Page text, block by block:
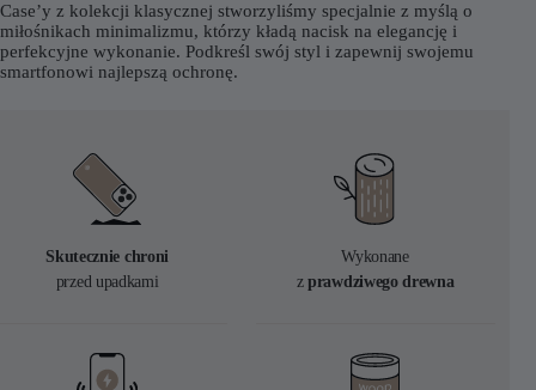
Case’y z kolekcji klasycznej stworzyliśmy specjalnie z myślą o
miłośnikach minimalizmu, którzy kładą nacisk na elegancję i
perfekcyjne wykonanie. Podkreśl swój styl i zapewnij swojemu
smartfonowi najlepszą ochronę.
Skutecznie chroni
przed upadkami
Wykonane
z prawdziwego drewna